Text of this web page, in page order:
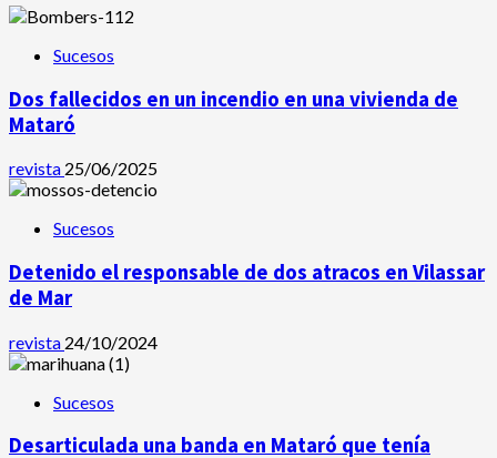
Sucesos
Dos fallecidos en un incendio en una vivienda de
Mataró
revista 25/06/2025
Sucesos
Detenido el responsable de dos atracos en Vilassar
de Mar
revista 24/10/2024
Sucesos
Desarticulada una banda en Mataró que tenía